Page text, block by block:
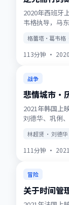
2020年西班牙
韦格执导，马
度选择，观影
格蕾塔·葛韦格
113分钟 · 2020
获奖
战争
悲情城市·
2021年韩国上
刘德华、巩俐
新，支持多终
林超贤 · 刘德华
111分钟 · 2021
NEW
冒险
关于时间管